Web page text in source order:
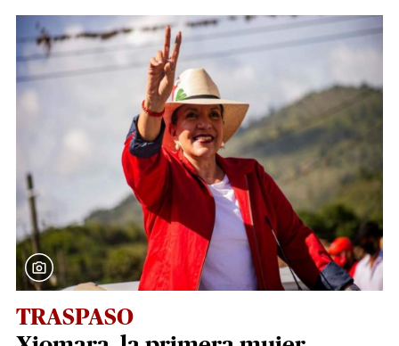
TRASPASO